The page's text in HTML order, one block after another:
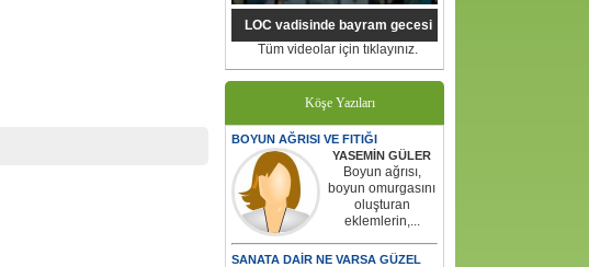
LOC vadisinde bayram gecesi
Tüm videolar için tıklayınız.
Köşe Yazıları
BOYUN AĞRISI VE FITIĞI
YASEMİN GÜLER
Boyun ağrısı,
boyun omurgasını
oluşturan
eklemlerin,...
SANATA DAİR NE VARSA GÜZEL